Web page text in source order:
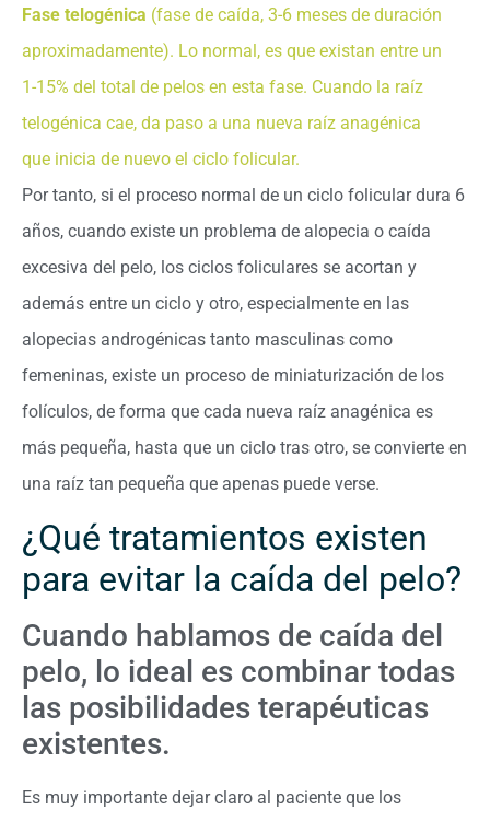
Fase telogénica (fase de caída, 3-6 meses de duración
aproximadamente). Lo normal, es que existan entre un
1-15% del total de pelos en esta fase. Cuando la raíz
telogénica cae, da paso a una nueva raíz anagénica
que inicia de nuevo el ciclo folicular.
Por tanto, si el proceso normal de un ciclo folicular dura 6
años, cuando existe un problema de alopecia o caída
excesiva del pelo, los ciclos foliculares se acortan y
además entre un ciclo y otro, especialmente en las
alopecias androgénicas tanto masculinas como
femeninas, existe un proceso de miniaturización de los
folículos, de forma que cada nueva raíz anagénica es
más pequeña, hasta que un ciclo tras otro, se convierte en
una raíz tan pequeña que apenas puede verse.
¿Qué tratamientos existen
para evitar la caída del pelo?
Cuando hablamos de caída del
pelo, lo ideal es combinar todas
las posibilidades terapéuticas
existentes.
Es muy importante dejar claro al paciente que los